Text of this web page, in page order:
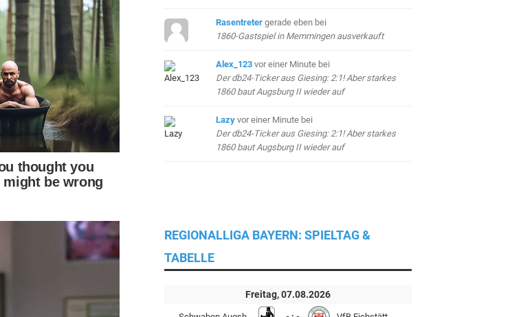
Rasentreter gerade ebenbei
1860-Gastspiel in Memmingen ausverkauft
Alex_123 vor einer Minutebei
Der db24-Ticker aus Giesing: 2:1! Aber starkes
1860 baut Augsburg II wieder auf
Lazy vor einer Minutebei
Der db24-Ticker aus Giesing: 2:1! Aber starkes
1860 baut Augsburg II wieder auf
REGIONALLIGA BAYERN: SPIELTAG &
TABELLE
Freitag, 07.08.2026